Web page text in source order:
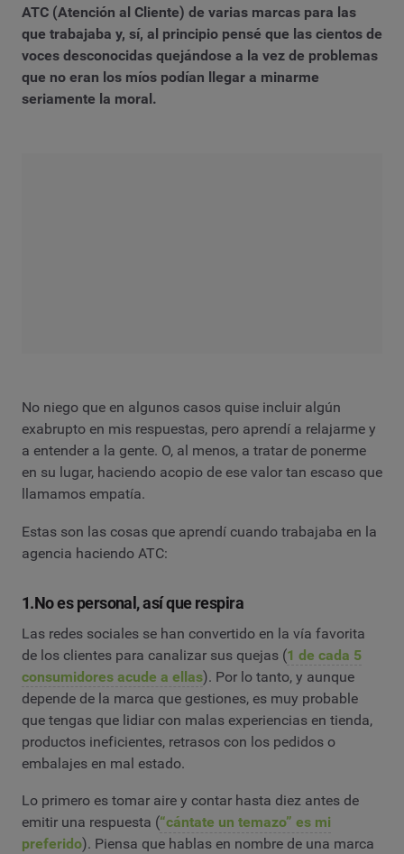
ATC (Atención al Cliente) de varias marcas para las
que trabajaba y, sí, al principio pensé que las cientos de
voces desconocidas quejándose a la vez de problemas
que no eran los míos podían llegar a minarme
seriamente la moral.
No niego que en algunos casos quise incluir algún
exabrupto en mis respuestas, pero aprendí a relajarme y
a entender a la gente. O, al menos, a tratar de ponerme
en su lugar, haciendo acopio de ese valor tan escaso que
llamamos empatía.
Estas son las cosas que aprendí cuando trabajaba en la
agencia haciendo ATC:
1.No es personal, así que respira
Las redes sociales se han convertido en la vía favorita
de los clientes para canalizar sus quejas (1 de cada 5
consumidores acude a ellas). Por lo tanto, y aunque
depende de la marca que gestiones, es muy probable
que tengas que lidiar con malas experiencias en tienda,
productos ineficientes, retrasos con los pedidos o
embalajes en mal estado.
Lo primero es tomar aire y contar hasta diez antes de
emitir una respuesta (“cántate un temazo” es mi
preferido). Piensa que hablas en nombre de una marca